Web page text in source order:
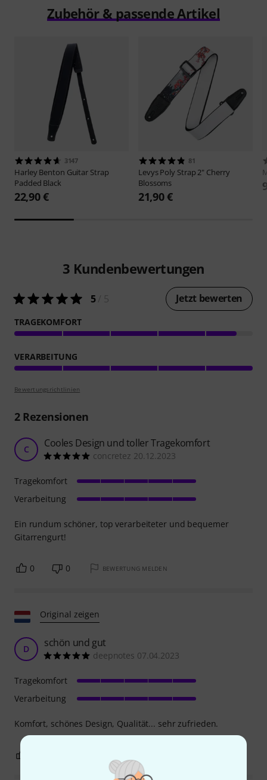
Zubehör & passende Artikel
3147
Harley Benton Guitar Strap
Padded Black
22,90 €
81
LevysPoly Strap 2" Cherry
Blossoms
21,90 €
3 Kundenbewertungen
5/ 5 Jetzt bewerten
TRAGEKOMFORT
VERARBEITUNG
Bewertungsrichtlinien
2Rezensionen
C Cooles Design und toller Tragekomfort
concretez 20.12.2023
Ein rundum schöner, top verarbeiteter und bequemer
Gitarrengurt!
Tragekomfort
Verarbeitung
0 0 BEWERTUNG MELDEN
Original zeigen
D schön und gut
deepnotes 07.04.2023
Komfort, schönes Design, Qualität... sehr zufrieden.
Tragekomfort
Verarbeitung